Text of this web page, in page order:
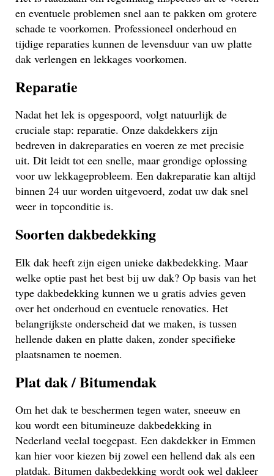
en eventuele problemen snel aan te pakken om grotere
schade te voorkomen. Professioneel onderhoud en
tijdige reparaties kunnen de levensduur van uw platte
dak verlengen en lekkages voorkomen.
Reparatie
Nadat het lek is opgespoord, volgt natuurlijk de
cruciale stap: reparatie. Onze dakdekkers zijn
bedreven in dakreparaties en voeren ze met precisie
uit. Dit leidt tot een snelle, maar grondige oplossing
voor uw lekkageprobleem. Een dakreparatie kan altijd
binnen 24 uur worden uitgevoerd, zodat uw dak snel
weer in topconditie is.
Soorten dakbedekking
Elk dak heeft zijn eigen unieke dakbedekking. Maar
welke optie past het best bij uw dak? Op basis van het
type dakbedekking kunnen we u gratis advies geven
over het onderhoud en eventuele renovaties. Het
belangrijkste onderscheid dat we maken, is tussen
hellende daken en platte daken, zonder specifieke
plaatsnamen te noemen.
Plat dak / Bitumendak
Om het dak te beschermen tegen water, sneeuw en
kou wordt een bitumineuze dakbedekking in
Nederland veelal toegepast. Een dakdekker in Emmen
kan hier voor kiezen bij zowel een hellend dak als een
platdak. Bitumen dakbedekking wordt ook wel dakleer